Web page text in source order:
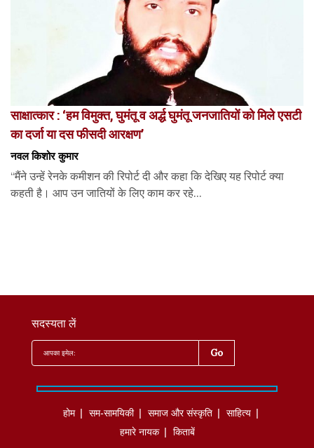
साक्षात्कार : ‘हम विमुक्त, घुमंतू व अर्द्ध घुमंतू जनजातियों को मिले एसटी
का दर्जा या दस फीसदी आरक्षण’
नवल किशोर कुमार
“मैंने उन्हें रेनके कमीशन की रिपोर्ट दी और कहा कि देखिए यह रिपोर्ट क्या
कहती है। आप उन जातियों के लिए काम कर रहे...
सदस्यता लें
होम सम-सामयिकी समाज और संस्कृति
साहित्‍य
हमारे नायक
किताबें